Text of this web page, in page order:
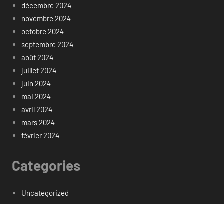
décembre 2024
novembre 2024
octobre 2024
septembre 2024
août 2024
juillet 2024
juin 2024
mai 2024
avril 2024
mars 2024
février 2024
Categories
Uncategorized